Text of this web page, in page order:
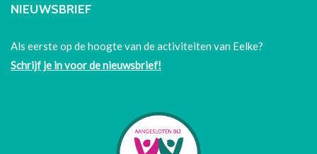
NIEUWSBRIEF
Als eerste op de hoogte van de activiteiten van Eelke?
Schrijf je in voor de nieuwsbrief!